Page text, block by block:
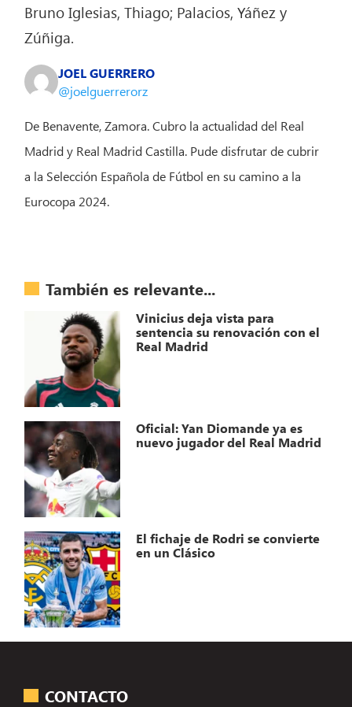
Bruno Iglesias, Thiago; Palacios, Yáñez y
Zúñiga.
JOEL GUERRERO
@joelguerrerorz
De Benavente, Zamora. Cubro la actualidad del Real
Madrid y Real Madrid Castilla. Pude disfrutar de cubrir
a la Selección Española de Fútbol en su camino a la
Eurocopa 2024.
También es relevante...
Vinicius deja vista para
sentencia su renovación con el
Real Madrid
Oficial: Yan Diomande ya es
nuevo jugador del Real Madrid
El fichaje de Rodri se convierte
en un Clásico
CONTACTO